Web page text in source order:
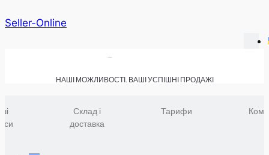
Seller-Online
НАШІ МОЖЛИВОСТІ. ВАШІ УСПІШНІ ПРОДАЖІ
Склад і
доставка
Тарифи